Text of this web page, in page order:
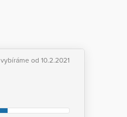
vybíráme od 10.2.2021